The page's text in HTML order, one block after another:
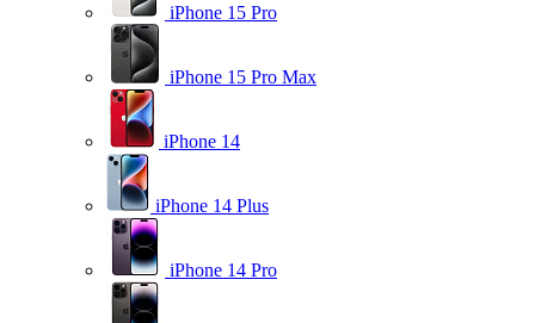
iPhone 15 Pro
iPhone 15 Pro Max
iPhone 14
iPhone 14 Plus
iPhone 14 Pro